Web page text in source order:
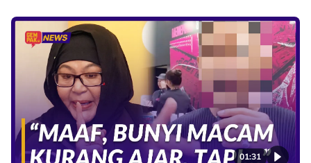
01:31